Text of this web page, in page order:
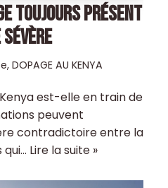
TOUJOURS PRÉSENT
, DOPAGE AU KENYA
est-elle en train de
peuvent
contradictoire entre la
qui… Lire la suite »